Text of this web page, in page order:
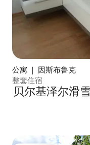
公寓 ｜ 因斯布鲁克
整套住宿
贝尔基泽尔滑